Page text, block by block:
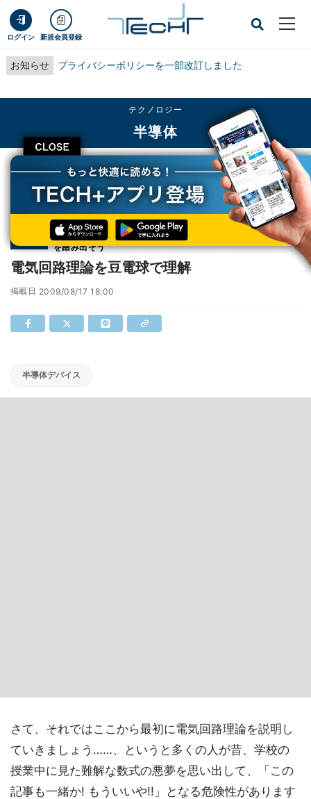
ログイン 新規会員登録
お知らせ プライバシーポリシーを一部改訂しました
CLOSE
テクノロジー
半導体
TECH+ テクノロジー 半導体 電気回路理論を豆電球で理解
連載
アナログ回路技術者への道 - 基本の理解と組立てデモで第一歩
を踏み出そう
電気回路理論を豆電球で理解
掲載日 2009/08/17 18:00
半導体デバイス
さて、それではここから最初に電気回路理論を説明し
ていきましょう……、というと多くの人が昔、学校の
授業中に見た難解な数式の悪夢を思い出して、「この
記事も一緒か! もういいや!!」となる危険性があります